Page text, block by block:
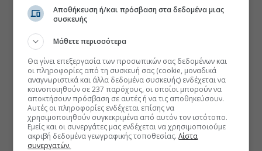
Αποθήκευση ή/και πρόσβαση στα δεδομένα μιας
συσκευής
Μάθετε περισσότερα
Θα γίνει επεξεργασία των προσωπικών σας δεδομένων και
οι πληροφορίες από τη συσκευή σας (cookie, μοναδικά
αναγνωριστικά και άλλα δεδομένα συσκευής) ενδέχεται να
κοινοποιηθούν σε 237 παρόχους, οι οποίοι μπορούν να
αποκτήσουν πρόσβαση σε αυτές ή να τις αποθηκεύσουν.
Αυτές οι πληροφορίες ενδέχεται επίσης να
χρησιμοποιηθούν συγκεκριμένα από αυτόν τον ιστότοπο.
Εμείς και οι συνεργάτες μας ενδέχεται να χρησιμοποιούμε
ακριβή δεδομένα γεωγραφικής τοποθεσίας.Λίστα
συνεργατών.